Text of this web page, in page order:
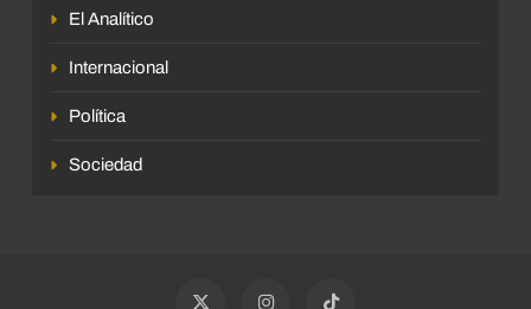
El Analítico
Internacional
Política
Sociedad